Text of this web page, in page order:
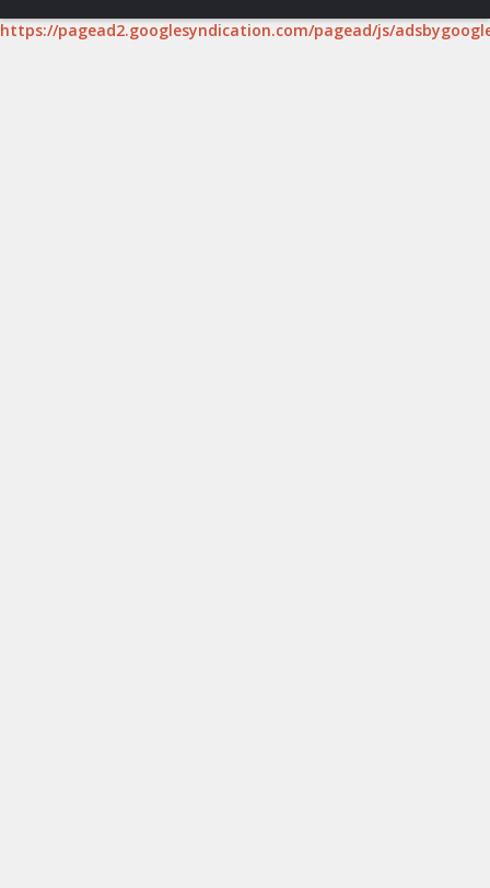
https://pagead2.googlesyndication.com/pagead/js/